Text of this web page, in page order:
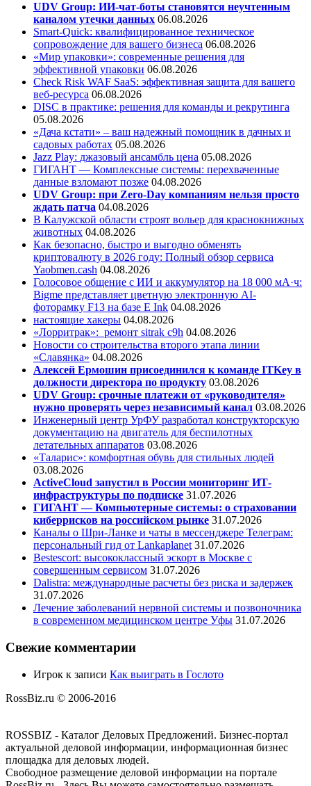
UDV Group: ИИ-чат-боты становятся неучтенным
каналом утечки данных 06.08.2026
Smart-Quick: квалифицированное техническое
сопровождение для вашего бизнеса 06.08.2026
«Мир упаковки»: современные решения для
эффективной упаковки 06.08.2026
Check Risk WAF SaaS: эффективная защита для вашего
веб-ресурса 06.08.2026
DISC в практике: решения для команды и рекрутинга
05.08.2026
«Дача кстати» – ваш надежный помощник в дачных и
садовых работах 05.08.2026
Jazz Play: джазовый ансамбль цена 05.08.2026
ГИГАНТ — Комплексные системы: перехваченные
данные взломают позже 04.08.2026
UDV Group: при Zero-Day компаниям нельзя просто
ждать патча 04.08.2026
В Калужской области строят вольер для краснокнижных
животных 04.08.2026
Как безопасно, быстро и выгодно обменять
криптовалюту в 2026 году: Полный обзор сервиса
Yaobmen.cash 04.08.2026
Голосовое общение с ИИ и аккумулятор на 18 000 мА·ч:
Bigme представляет цветную электронную AI-
фоторамку F13 на базе E Ink 04.08.2026
настоящие хакеры 04.08.2026
«Лорритрак»: ремонт sitrak c9h 04.08.2026
Новости со строительства второго этапа линии
«Славянка» 04.08.2026
Алексей Ермошин присоединился к команде ITKey в
должности директора по продукту 03.08.2026
UDV Group: срочные платежи от «руководителя»
нужно проверять через независимый канал 03.08.2026
Инженерный центр УрФУ разработал конструкторскую
документацию на двигатель для беспилотных
летательных аппаратов 03.08.2026
«Таларис»: комфортная обувь для стильных людей
03.08.2026
ActiveCloud запустил в России мониторинг ИТ-
инфраструктуры по подписке 31.07.2026
ГИГАНТ — Компьютерные системы: о страховании
киберрисков на российском рынке 31.07.2026
Каналы о Шри-Ланке и чаты в мессенджере Телеграм:
персональный гид от Lankaplanet 31.07.2026
Bestescort: высококлассный эскорт в Москве с
совершенным сервисом 31.07.2026
Dalistra: международные расчеты без риска и задержек
31.07.2026
Лечение заболеваний нервной системы и позвоночника
в современном медицинском центре Уфы 31.07.2026
Свежие комментарии
Игрок к записи Как выиграть в Гослото
RossBiz.ru © 2006-2016
ROSSBIZ - Каталог Деловых Предложений. Бизнес-портал
актуальной деловой информации, информационная бизнес
площадка для деловых людей.
Свободное размещение деловой информации на портале